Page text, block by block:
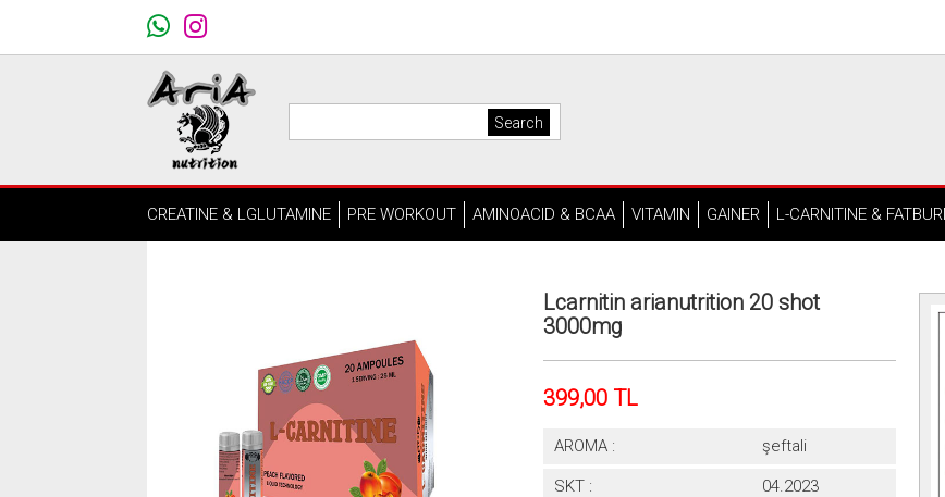
CREATINE & LGLUTAMINE PRE WORKOUT AMINOACID & BCAA VITAMIN GAINER L-CARNITINE &
Lcarnitin arianutrition 20 shot
3000mg
399,00 TL
AROMA : şeftali
SKT : 04.2023